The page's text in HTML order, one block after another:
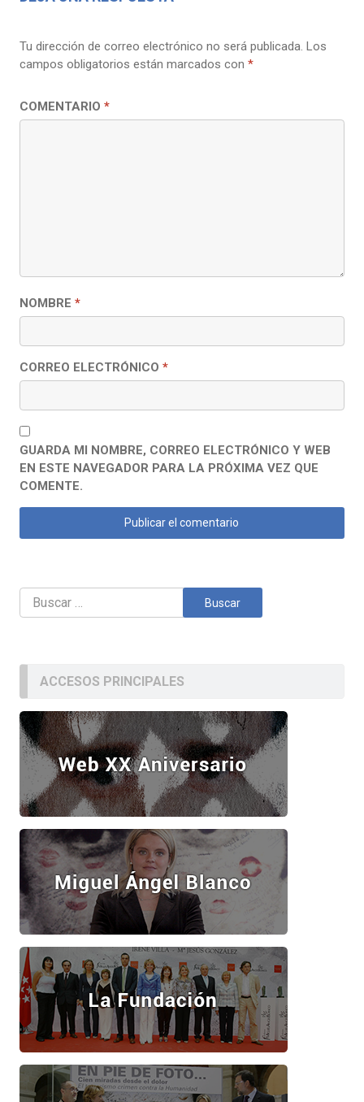
Tu dirección de correo electrónico no será publicada. Los
campos obligatorios están marcados con *
COMENTARIO *
NOMBRE *
CORREO ELECTRÓNICO *
GUARDA MI NOMBRE, CORREO ELECTRÓNICO Y WEB
EN ESTE NAVEGADOR PARA LA PRÓXIMA VEZ QUE
COMENTE.
Buscar:
ACCESOS PRINCIPALES